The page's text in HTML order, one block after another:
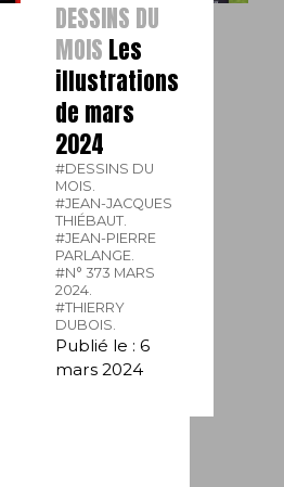
DESSINS DU
MOIS Les
illustrations
de mars
2024
#DESSINS DU
MOIS.
#JEAN-JACQUES
THIÉBAUT.
#JEAN-PIERRE
PARLANGE.
#N° 373 MARS
2024.
#THIERRY
DUBOIS.
Publié le : 6
mars 2024